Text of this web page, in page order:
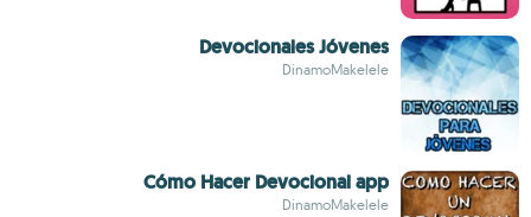
Devocionales Jóvenes
DinamoMakelele
Cómo Hacer Devocional app
DinamoMakelele